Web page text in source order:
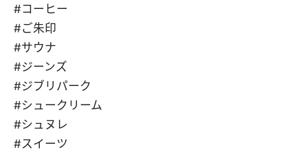
#コーヒー
#ご朱印
#サウナ
#ジーンズ
#ジブリパーク
#シュークリーム
#シュヌレ
#スイーツ